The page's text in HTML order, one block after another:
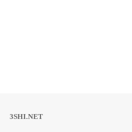
3SHI.NET